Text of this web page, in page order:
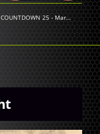
25 - Markus Kavka